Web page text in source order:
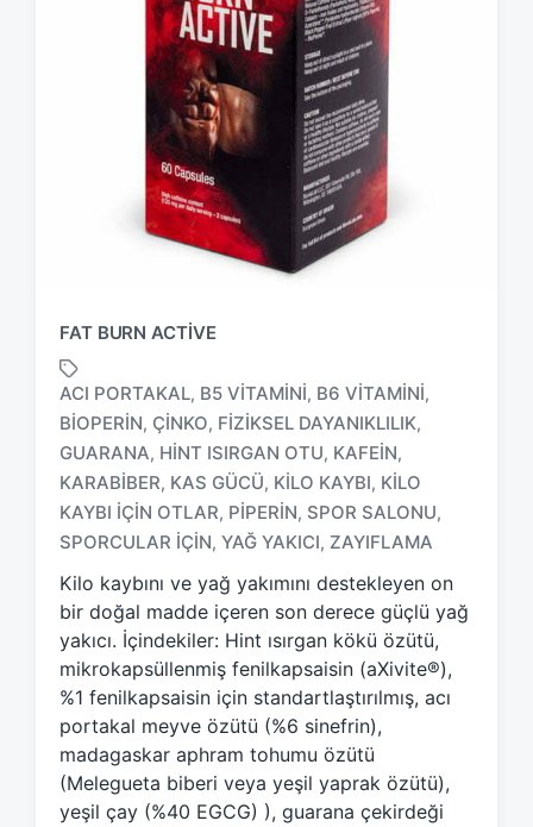
FAT BURN ACTIVE
a
g
g
d
w
i
t
h
ACI PORTAKAL, B5 VITAMINI, B6 VITAMINI,
BIOPERIN, ÇINKO, FIZIKSEL DAYANIKLILIK,
GUARANA, HINT ISIRGAN OTU, KAFEIN,
KARABIBER, KAS GÜCÜ, KILO KAYBI, KILO
KAYBI IÇIN OTLAR, PIPERIN, SPOR SALONU,
SPORCULAR IÇIN, YAĞ YAKICI, ZAYIFLAMA
Kilo kaybını ve yağ yakımını destekleyen on
bir doğal madde içeren son derece güçlü yağ
yakıcı. İçindekiler: Hint ısırgan kökü özütü,
mikrokapsüllenmiş fenilkapsaisin (aXivite®),
%1 fenilkapsaisin için standartlaştırılmış, acı
portakal meyve özütü (%6 sinefrin),
madagaskar aphram tohumu özütü
(Melegueta biberi veya yeşil yaprak özütü),
yeşil çay (%40 EGCG) ), guarana çekirdeği